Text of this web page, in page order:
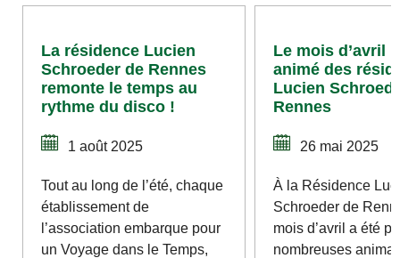
La résidence Lucien
Schroeder de Rennes
remonte le temps au
rythme du disco !
1 août 2025
Tout au long de l’été, chaque
établissement de
l’association embarque pour
un Voyage dans le Temps,
Le mois d’avril
animé des
Lucien
Rennes
26 mai 2025
À la Résidence
Schroeder de
mois d’avril a été
nombreuses